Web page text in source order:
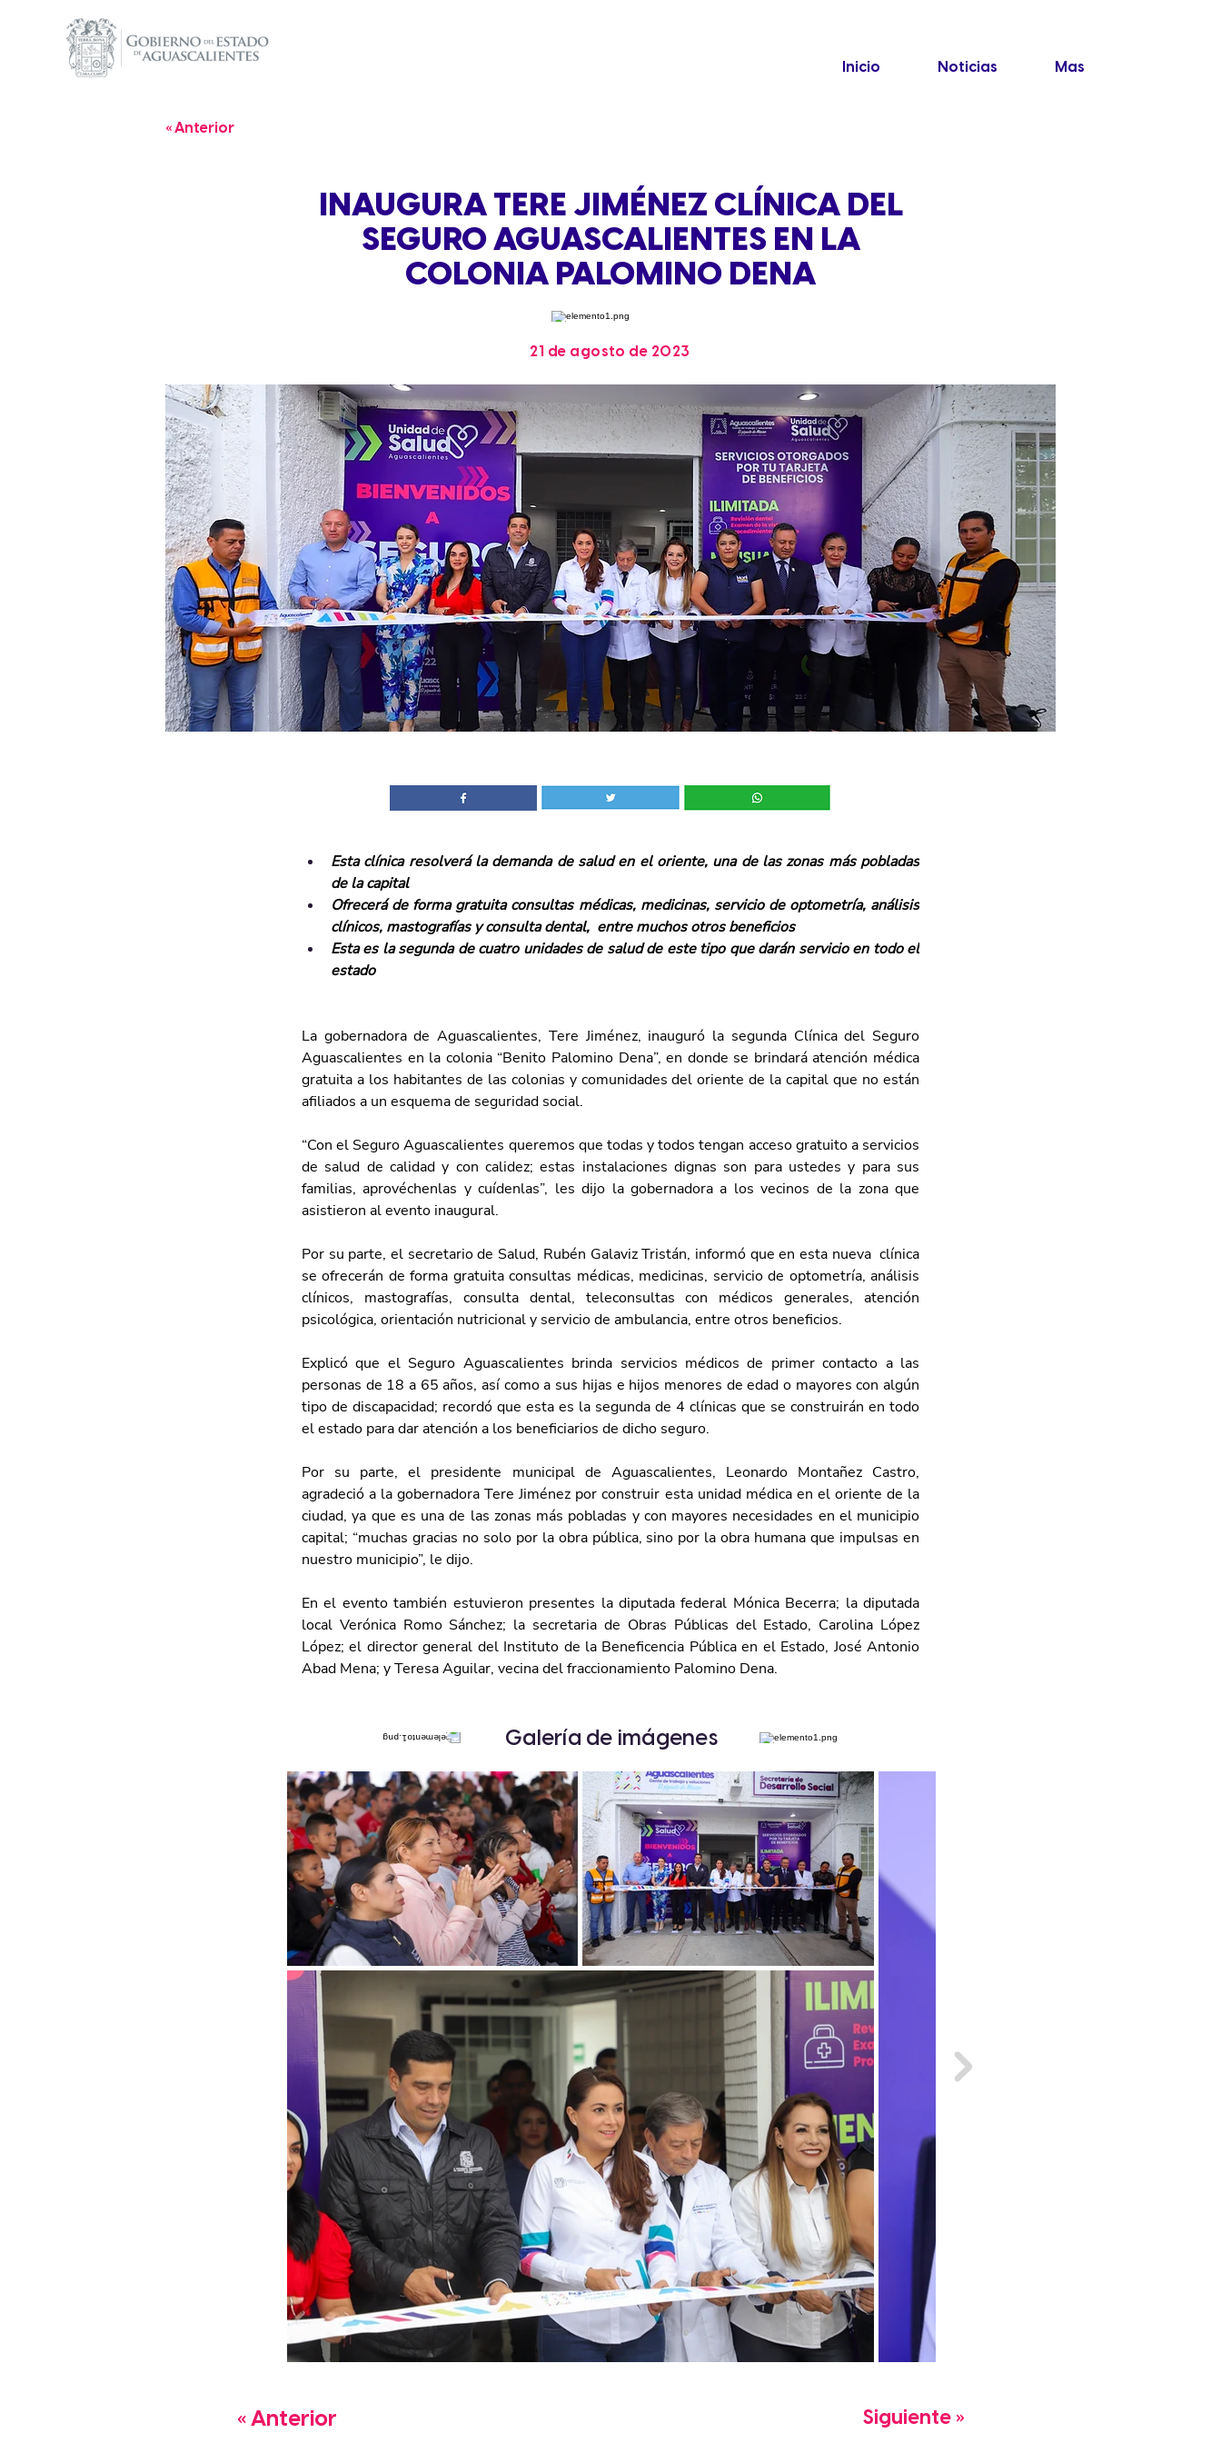
Inicio Noticias Mas
« Anterior
INAUGURA TERE JIMÉNEZ CLÍNICA DEL
SEGURO AGUASCALIENTES EN LA
COLONIA PALOMINO DENA
21 de agosto de 2023
Esta clínica resolverá la demanda de salud en el oriente, una de las zonas más pobladas
de la capital
Ofrecerá de forma gratuita consultas médicas, medicinas, servicio de optometría, análisis
clínicos, mastografías y consulta dental,  entre muchos otros beneficios
Esta es la segunda de cuatro unidades de salud de este tipo que darán servicio en todo el
estado
La gobernadora de Aguascalientes, Tere Jiménez, inauguró la segunda Clínica del Seguro
Aguascalientes en la colonia “Benito Palomino Dena”, en donde se brindará atención médica
gratuita a los habitantes de las colonias y comunidades del oriente de la capital que no están
afiliados a un esquema de seguridad social.
“Con el Seguro Aguascalientes queremos que todas y todos tengan acceso gratuito a servicios
de salud de calidad y con calidez; estas instalaciones dignas son para ustedes y para sus
familias, aprovéchenlas y cuídenlas”, les dijo la gobernadora a los vecinos de la zona que
asistieron al evento inaugural.
Por su parte, el secretario de Salud, Rubén Galaviz Tristán, informó que en esta nueva  clínica
se ofrecerán de forma gratuita consultas médicas, medicinas, servicio de optometría, análisis
clínicos, mastografías, consulta dental, teleconsultas con médicos generales, atención
psicológica, orientación nutricional y servicio de ambulancia, entre otros beneficios.
Explicó que el Seguro Aguascalientes brinda servicios médicos de primer contacto a las
personas de 18 a 65 años, así como a sus hijas e hijos menores de edad o mayores con algún
tipo de discapacidad; recordó que esta es la segunda de 4 clínicas que se construirán en todo
el estado para dar atención a los beneficiarios de dicho seguro.
Por su parte, el presidente municipal de Aguascalientes, Leonardo Montañez Castro,
agradeció a la gobernadora Tere Jiménez por construir esta unidad médica en el oriente de la
ciudad, ya que es una de las zonas más pobladas y con mayores necesidades en el municipio
capital; “muchas gracias no solo por la obra pública, sino por la obra humana que impulsas en
nuestro municipio”, le dijo.
En el evento también estuvieron presentes la diputada federal Mónica Becerra; la diputada
local Verónica Romo Sánchez; la secretaria de Obras Públicas del Estado, Carolina López
López; el director general del Instituto de la Beneficencia Pública en el Estado, José Antonio
Abad Mena; y Teresa Aguilar, vecina del fraccionamiento Palomino Dena.
Galería de imágenes
« Anterior Siguiente »